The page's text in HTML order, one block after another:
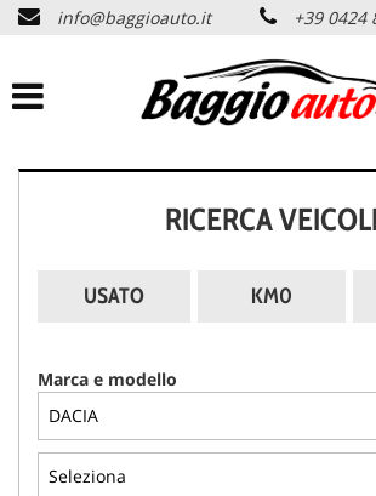
AZIENDA
LISTA VEICOLI
SERVIZI
info@baggioauto.it +39 0424
RICERCA VEICOLI
USATO KM0
Marca e modello